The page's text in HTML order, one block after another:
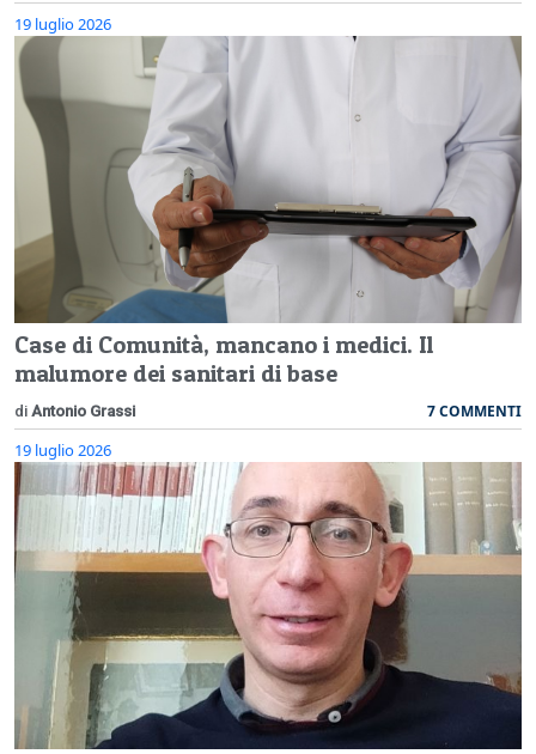
19 luglio 2026
Case di Comunità, mancano i medici. Il
malumore dei sanitari di base
di Antonio Grassi 7 COMMENTI
19 luglio 2026